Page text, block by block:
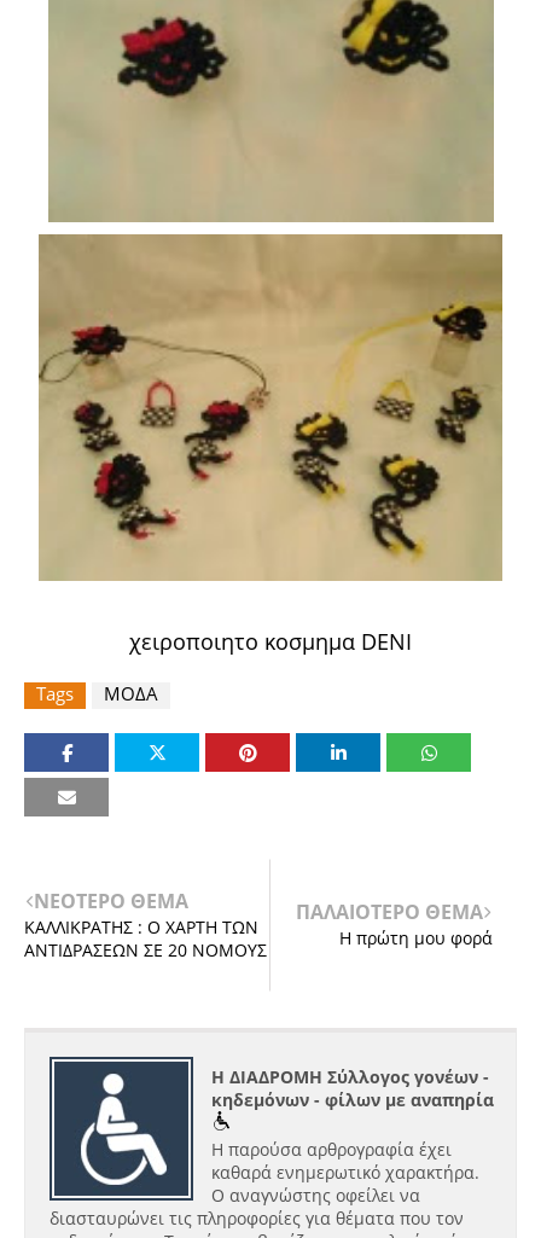
χειροποιητο κοσμημα DENI
Tags ΜΟΔΑ
ΝΕΟΤΕΡΟ ΘΕΜΑ
ΚΑΛΛΙΚΡΑΤΗΣ : Ο ΧΑΡΤΗ ΤΩΝ
ΑΝΤΙΔΡΑΣΕΩΝ ΣΕ 20 ΝΟΜΟΥΣ
ΠΑΛΑΙΟΤΕΡΟ ΘΕΜΑ
Η πρώτη μου φορά
Η ΔΙΑΔΡΟΜΗ Σύλλογος γονέων -
κηδεμόνων - φίλων με αναπηρία
Η παρούσα αρθρογραφία έχει
καθαρά ενημερωτικό χαρακτήρα.
Ο αναγνώστης οφείλει να
διασταυρώνει τις πληροφορίες για θέματα που τον